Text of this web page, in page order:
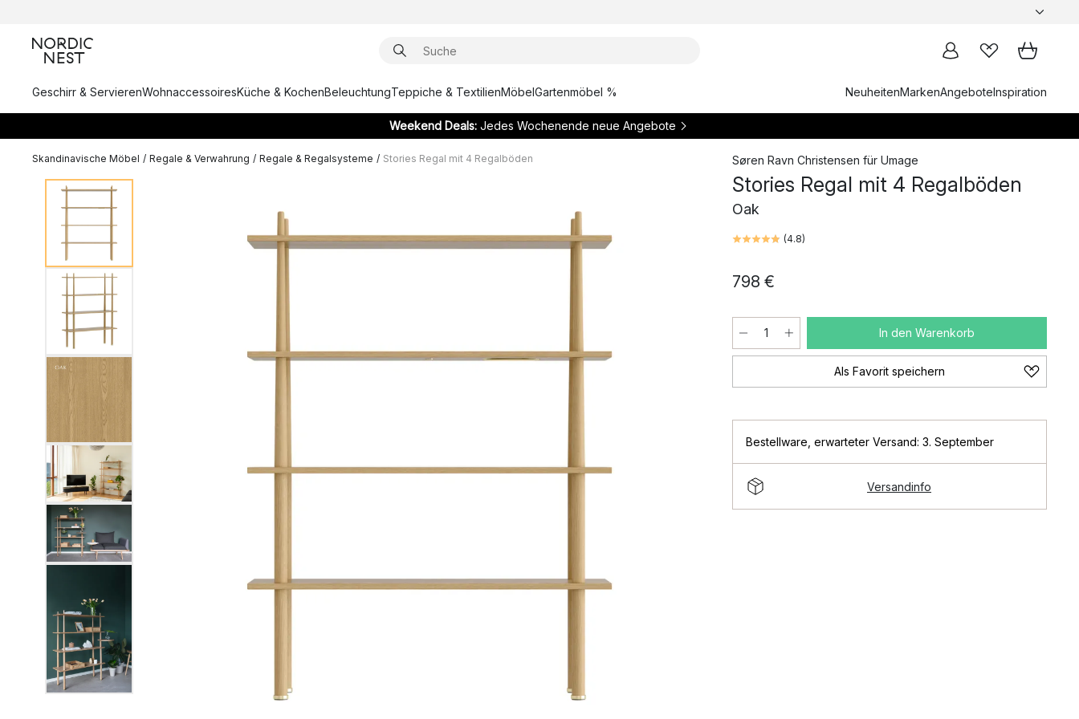
Geschirr & ServierenWohnaccessoiresKüche & KochenBeleuchtungTeppiche & TextilienMöbelGartenmöbel % NeuheitenMarkenAngeboteInspiration
Weekend Deals:Jedes Wochenende neue Angebote
Skandinavische Möbel / Regale & Verwahrung / Regale & Regalsysteme / Stories Regal mit 4 Regalböden Søren Ravn Christensen für Umage
Stories Regal mit 4 Regalböden
Oak
(4.8)
798 €
In den Warenkorb
Als Favorit speichern
Bestellware erwarteter Versand: 3. September
Versandinfo